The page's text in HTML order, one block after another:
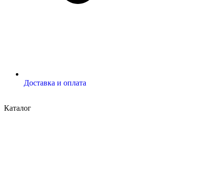
Доставка и оплата
Каталог